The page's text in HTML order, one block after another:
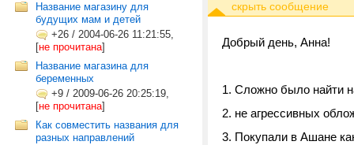
Название магазину для
будущих мам и детей
+26 / 2004-06-26 11:21:55,
[не прочитана]
Название магазина для
беременных
+9 / 2009-06-26 20:25:19,
[не прочитана]
Как совместить названия для
разных направлений
Добрый день, Анна!
1. Сложно было найти
2. не агрессивных
3. Покупали в Ашане